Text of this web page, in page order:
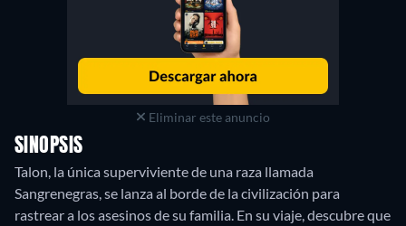
Eliminar este anuncio
SINOPSIS
Talon, la única superviviente de una raza llamada
Sangrenegras, se lanza al borde de la civilización para
rastrear a los asesinos de su familia. En su viaje, descubre que